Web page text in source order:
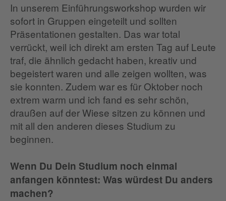
In unserem Einführungsworkshop wurden wir
sofort in Gruppen eingeteilt und sollten
Präsentationen gestalten. Das war total
verrückt, weil ich direkt am ersten Tag auf Leute
traf, die ähnlich gedacht haben, kreativ und
begeistert waren und alle zeigen wollten, was
sie konnten. Zudem war es für Oktober noch
extrem warm und ich fand es sehr schön,
draußen auf der Wiese sitzen zu können und
mit all den anderen dieses Studium zu
beginnen.
Wenn Du Dein Studium noch einmal
anfangen könntest: Was würdest Du anders
machen?